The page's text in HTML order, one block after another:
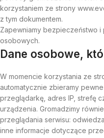
korzystaniem ze strony
z tym dokumentem.
Zapewniamy bezpieczeństwo
osobowych.
Dane osobowe,
W momencie korzystania ze
automatycznie zbieramy
przeglądarkę, adres IP, strefę
urządzenia. Gromadzimy
przeglądania serwisu:
inne informacje dotyczące